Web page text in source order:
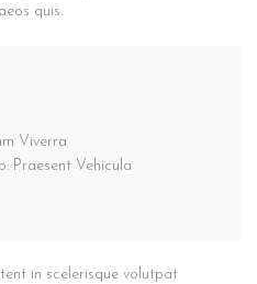
quis.
Viverra
Praesent Vehicula
in scelerisque volutpat